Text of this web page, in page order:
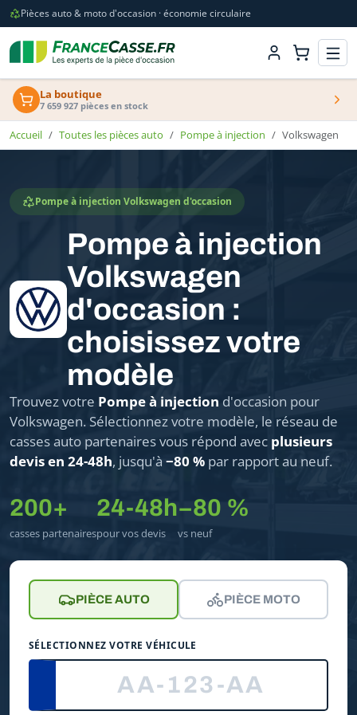
Pièces auto & moto d'occasion · économie circulaire
La boutique
7 659 927 pièces en stock
Accueil Toutes les pièces auto Pompe à injection Volkswagen
Pompe à injection Volkswagen d'occasion
Pompe à injection
Volkswagen
d'occasion :
choisissez votre
modèle
Trouvez votre Pompe à injection d'occasion pour
Volkswagen. Sélectionnez votre modèle, le réseau de
casses auto partenaires vous répond avec plusieurs
devis en 24-48h, jusqu'à −80 % par rapport au neuf.
200+
casses partenaires
24-48h
pour vos devis
−80 %
vs neuf
PIÈCE AUTO PIÈCE MOTO
SÉLECTIONNEZ VOTRE VÉHICULE